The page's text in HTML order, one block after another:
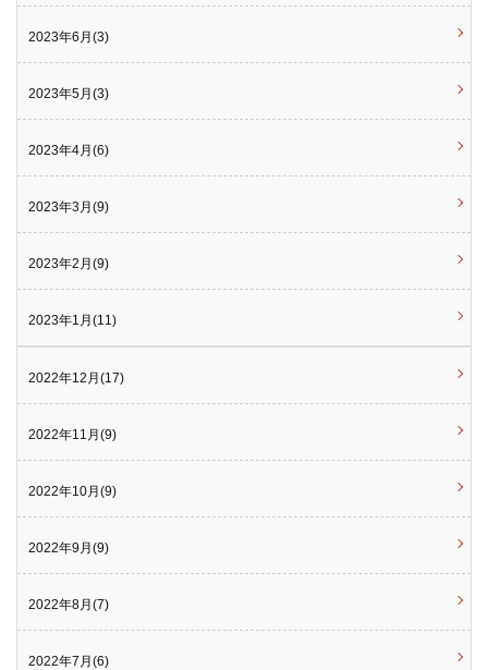
2023年6月(3)
2023年5月(3)
2023年4月(6)
2023年3月(9)
2023年2月(9)
2023年1月(11)
2022年12月(17)
2022年11月(9)
2022年10月(9)
2022年9月(9)
2022年8月(7)
2022年7月(6)